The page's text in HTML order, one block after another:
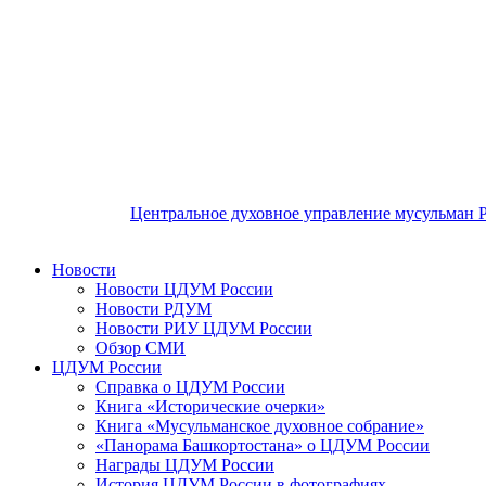
Центральное духовное управление мусульман
Новости
Новости ЦДУМ России
Новости РДУМ
Новости РИУ ЦДУМ России
Обзор СМИ
ЦДУМ России
Справка о ЦДУМ России
Книга «Исторические очерки»
Книга «Мусульманское духовное собрание»
«Панорама Башкортостана» о ЦДУМ России
Награды ЦДУМ России